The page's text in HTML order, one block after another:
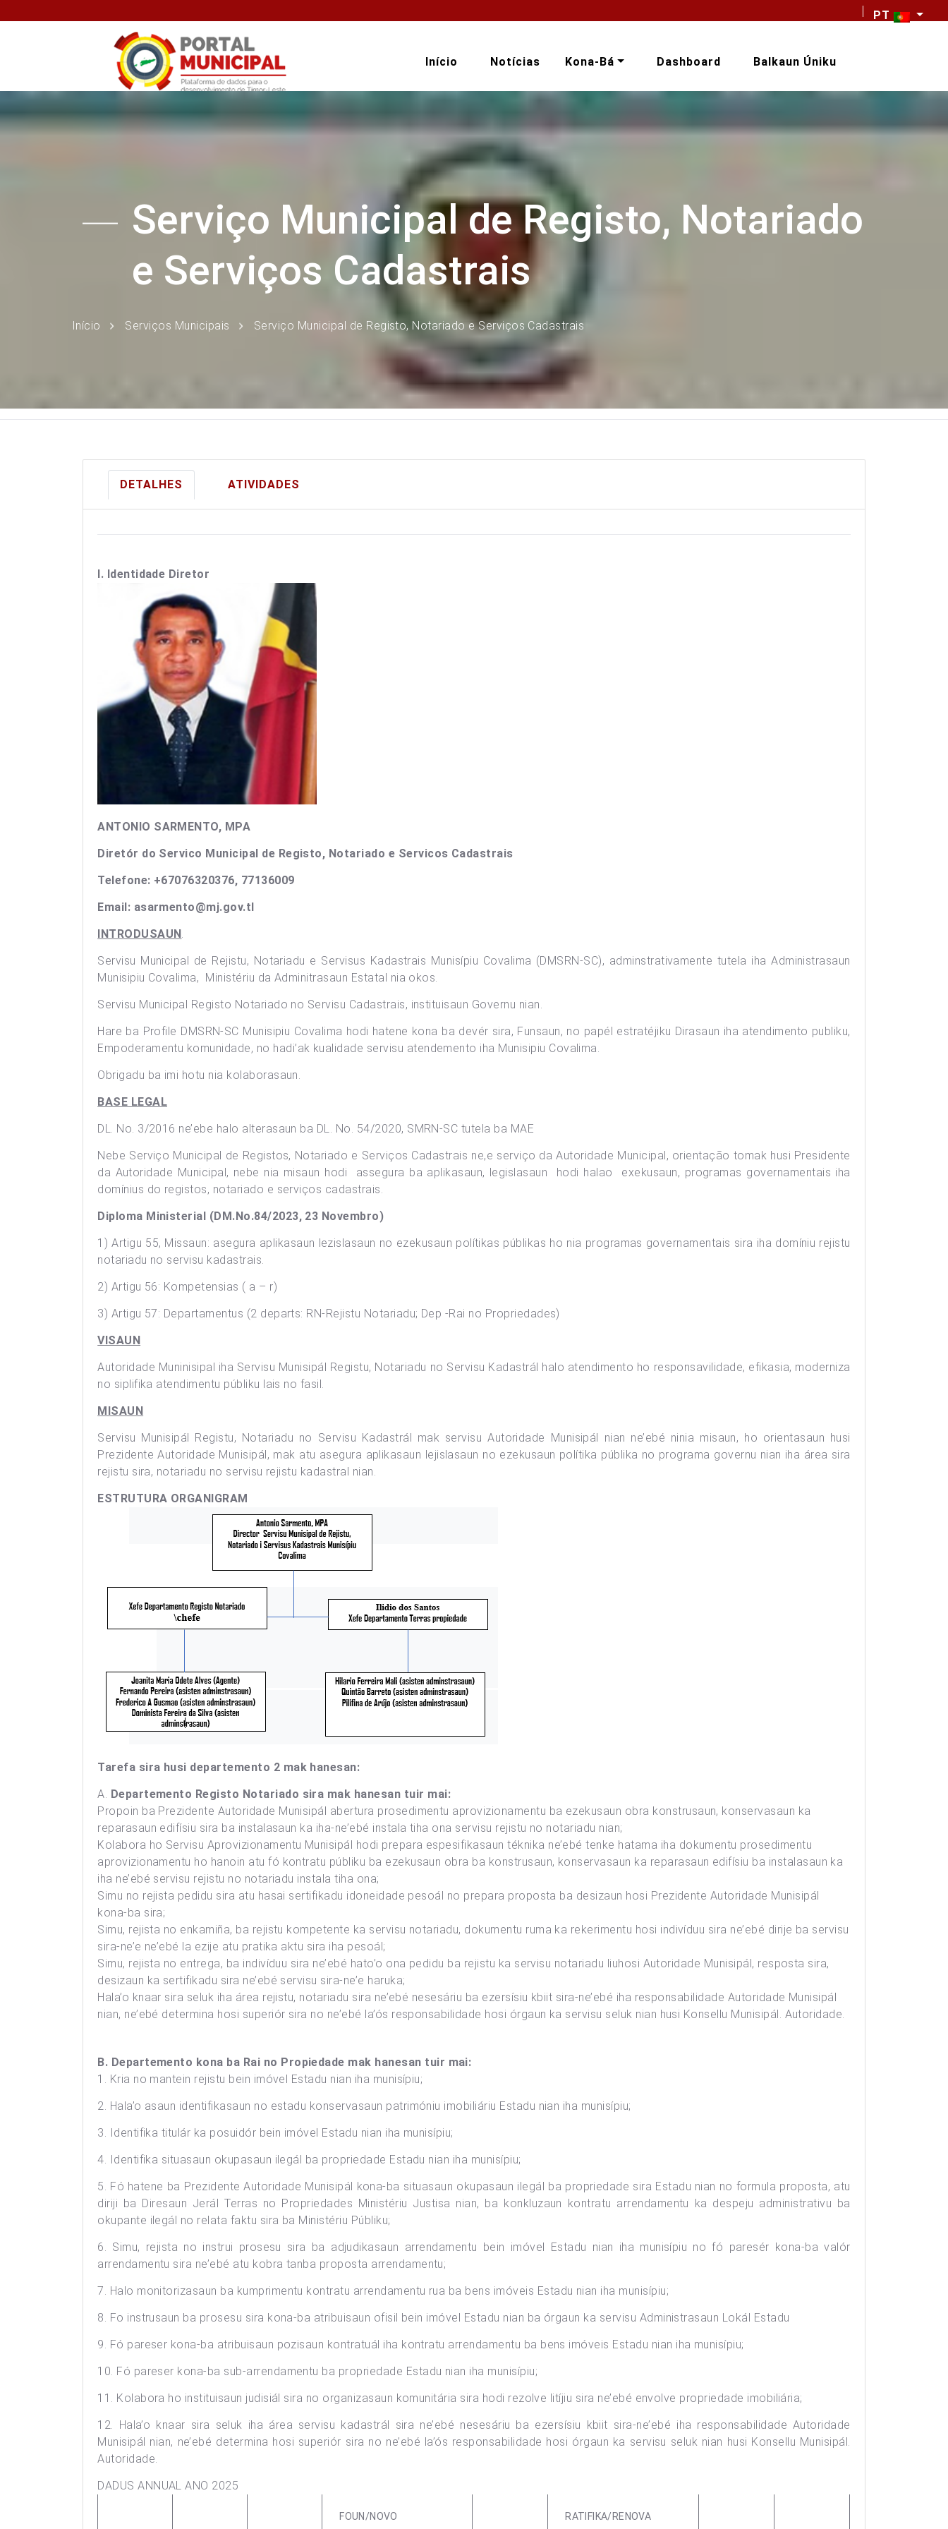
PT
Início Notícias Kona-Bá Dashboard Balkaun Úniku
Serviço Municipal de Registo, Notariado
e Serviços Cadastrais
Início Serviços Municipais Serviço Municipal de Registo, Notariado e Serviços Cadastrais
DETALHES ATIVIDADES
I. Identidade Diretor
ANTONIO SARMENTO, MPA
Diretór do Servico Municipal de Registo, Notariado e Servicos Cadastrais
Telefone: +67076320376, 77136009
Email: asarmento@mj.gov.tl
INTRODUSAUN .
Servisu Municipal de Rejistu, Notariadu e Servisus Kadastrais Munisípiu Covalima (DMSRN-SC), adminstrativamente tutela iha Administrasaun
Munisipiu Covalima, Ministériu da Adminitrasaun Estatal nia okos.
Servisu Municipal Registo Notariado no Servisu Cadastrais, instituisaun Governu nian.
Hare ba Profile DMSRN-SC Munisipiu Covalima hodi hatene kona ba devér sira, Funsaun, no papél estratéjiku Dirasaun iha atendimento publiku,
Empoderamentu komunidade, no hadi’ak kualidade servisu atendemento iha Munisipiu Covalima.
Obrigadu ba imi hotu nia kolaborasaun.
BASE LEGAL
DL. No. 3/2016 ne’ebe halo alterasaun ba DL. No. 54/2020, SMRN-SC tutela ba MAE
Nebe Serviço Municipal de Registos, Notariado e Serviços Cadastrais ne,e serviço da Autoridade Municipal, orientação tomak husi Presidente
da Autoridade Municipal, nebe nia misaun hodi assegura ba aplikasaun, legislasaun hodi halao exekusaun, programas governamentais iha
domínius do registos, notariado e serviços cadastrais.
Diploma Ministerial (DM.No.84/2023, 23 Novembro)
1) Artigu 55, Missaun: asegura aplikasaun lezislasaun no ezekusaun polítikas públikas ho nia programas governamentais sira iha domíniu rejistu
notariadu no servisu kadastrais.
2) Artigu 56: Kompetensias ( a – r)
3) Artigu 57: Departamentus (2 departs: RN-Rejistu Notariadu; Dep -Rai no Propriedades)
VISAUN
Autoridade Muninisipal iha Servisu Munisipál Registu, Notariadu no Servisu Kadastrál halo atendimento ho responsavilidade, efikasia, moderniza
no siplifika atendimentu públiku lais no fasil.
MISAUN
Servisu Munisipál Registu, Notariadu no Servisu Kadastrál mak servisu Autoridade Munisipál nian ne’ebé ninia misaun, ho orientasaun husi
Prezidente Autoridade Munisipál, mak atu asegura aplikasaun lejislasaun no ezekusaun polítika públika no programa governu nian iha área sira
rejistu sira, notariadu no servisu rejistu kadastral nian.
ESTRUTURA ORGANIGRAM
Tarefa sira husi departemento 2 mak hanesan:
A. Departemento Registo Notariado sira mak hanesan tuir mai:
Propoin ba Prezidente Autoridade Munisipál abertura prosedimentu aprovizionamentu ba ezekusaun obra konstrusaun, konservasaun ka
reparasaun edifísiu sira ba instalasaun ka iha-ne’ebé instala tiha ona servisu rejistu no notariadu nian;
Kolabora ho Servisu Aprovizionamentu Munisipál hodi prepara espesifikasaun téknika ne’ebé tenke hatama iha dokumentu prosedimentu
aprovizionamentu ho hanoin atu fó kontratu públiku ba ezekusaun obra ba konstrusaun, konservasaun ka reparasaun edifísiu ba instalasaun ka
iha ne’ebé servisu rejistu no notariadu instala tiha ona;
Simu no rejista pedidu sira atu hasai sertifikadu idoneidade pesoál no prepara proposta ba desizaun hosi Prezidente Autoridade Munisipál
kona-ba sira;
Simu, rejista no enkamiña, ba rejistu kompetente ka servisu notariadu, dokumentu ruma ka rekerimentu hosi indivíduu sira ne’ebé dirije ba servisu
sira-ne’e ne’ebé la ezije atu pratika aktu sira iha pesoál;
Simu, rejista no entrega, ba indivíduu sira ne’ebé hato’o ona pedidu ba rejistu ka servisu notariadu liuhosi Autoridade Munisipál, resposta sira,
desizaun ka sertifikadu sira ne’ebé servisu sira-ne’e haruka;
Hala’o knaar sira seluk iha área rejistu, notariadu sira ne’ebé nesesáriu ba ezersísiu kbiit sira-ne’ebé iha responsabilidade Autoridade Munisipál
nian, ne’ebé determina hosi superiór sira no ne’ebé la’ós responsabilidade hosi órgaun ka servisu seluk nian husi Konsellu Munisipál. Autoridade.
B. Departemento kona ba Rai no Propiedade mak hanesan tuir mai:
1. Kria no mantein rejistu bein imóvel Estadu nian iha munisípiu;
2. Hala’o asaun identifikasaun no estadu konservasaun patrimóniu imobiliáriu Estadu nian iha munisípiu;
3. Identifika titulár ka posuidór bein imóvel Estadu nian iha munisípiu;
4. Identifika situasaun okupasaun ilegál ba propriedade Estadu nian iha munisípiu;
5. Fó hatene ba Prezidente Autoridade Munisipál kona-ba situasaun okupasaun ilegál ba propriedade sira Estadu nian no formula proposta, atu
diriji ba Diresaun Jerál Terras no Propriedades Ministériu Justisa nian, ba konkluzaun kontratu arrendamentu ka despeju administrativu ba
okupante ilegál no relata faktu sira ba Ministériu Públiku;
6. Simu, rejista no instrui prosesu sira ba adjudikasaun arrendamentu bein imóvel Estadu nian iha munisípiu no fó paresér kona-ba valór
arrendamentu sira ne’ebé atu kobra tanba proposta arrendamentu;
7. Halo monitorizasaun ba kumprimentu kontratu arrendamentu rua ba bens imóveis Estadu nian iha munisípiu;
8. Fo instrusaun ba prosesu sira kona-ba atribuisaun ofisil bein imóvel Estadu nian ba órgaun ka servisu Administrasaun Lokál Estadu
9. Fó pareser kona-ba atribuisaun pozisaun kontratuál iha kontratu arrendamentu ba bens imóveis Estadu nian iha munisípiu;
10. Fó pareser kona-ba sub-arrendamentu ba propriedade Estadu nian iha munisípiu;
11. Kolabora ho instituisaun judisiál sira no organizasaun komunitária sira hodi rezolve litíjiu sira ne’ebé envolve propriedade imobiliária;
12. Hala’o knaar sira seluk iha área servisu kadastrál sira ne’ebé nesesáriu ba ezersísiu kbiit sira-ne’ebé iha responsabilidade Autoridade
Munisipál nian, ne’ebé determina hosi superiór sira no ne’ebé la’ós responsabilidade hosi órgaun ka servisu seluk nian husi Konsellu Munisipál.
Autoridade.
DADUS ANNUAL ANO 2025
FOUN/NOVO RATIFIKA/RENOVA